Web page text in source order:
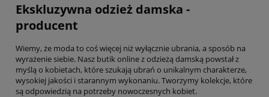
Ekskluzywna odzież damska -
producent
Wiemy, że moda to coś więcej niż wyłącznie ubrania, a sposób na
wyrażenie siebie. Nasz butik online z odzieżą damską powstał z
myślą o kobietach, które szukają ubrań o unikalnym charakterze,
wysokiej jakości i starannym wykonaniu. Tworzymy kolekcje, które
są odpowiedzią na potrzeby nowoczesnych kobiet.